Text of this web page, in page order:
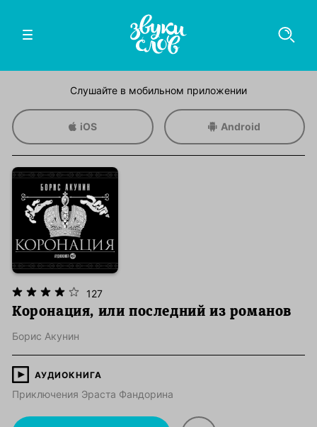
Слушайте в мобильном приложении
iOS Android
127
Коронация, или последний из романов
Борис Акунин
АУДИОКНИГА
Приключения Эраста Фандорина